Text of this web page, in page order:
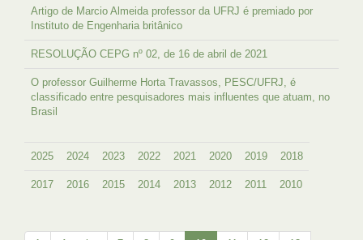
Artigo de Marcio Almeida professor da UFRJ é premiado por
Instituto de Engenharia britânico
RESOLUÇÃO CEPG nº 02, de 16 de abril de 2021
O professor Guilherme Horta Travassos, PESC/UFRJ, é
classificado entre pesquisadores mais influentes que atuam, no
Brasil
2025 2024 2023 2022 2021 2020 2019 2018
2017 2016 2015 2014 2013 2012 2011 2010